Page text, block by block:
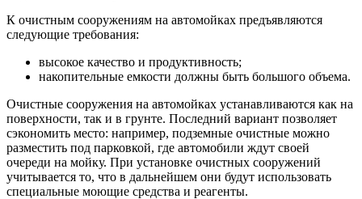
К очистным сооружениям на автомойках предъявляются
следующие требования:
высокое качество и продуктивность;
накопительные емкости должны быть большого объема.
Очистные сооружения на автомойках устанавливаются как на
поверхности, так и в грунте. Последний вариант позволяет
сэкономить место: например, подземные очистные можно
разместить под парковкой, где автомобили ждут своей
очереди на мойку. При установке очистных сооружений
учитывается то, что в дальнейшем они будут использовать
специальные моющие средства и реагенты.